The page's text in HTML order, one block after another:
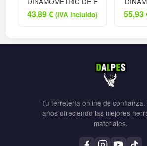
43,89€ (IVA incluido) 55,93
Tu ferretería online de confianza.
años ofreciendo las mejores
materiales.